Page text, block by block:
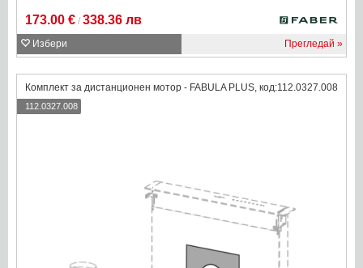
173.00 € / 338.36 лв
Избери Прегледай
Комплект за дистанционен мотор - FABULA PLUS, код:112.0327.008
112.0327.008